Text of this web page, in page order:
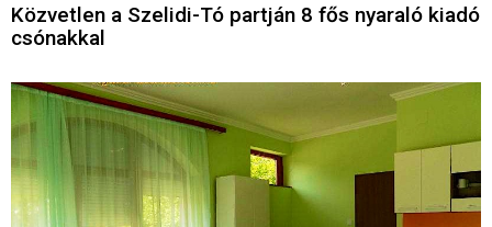
Közvetlen a Szelidi-Tó partján 8 fős nyaraló kiadó
csónakkal